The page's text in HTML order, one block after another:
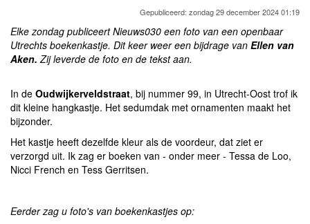
Gepubliceerd: zondag 29 december 2024 01:19
Elke zondag publiceert Nieuws030 een foto van een openbaar
Utrechts boekenkastje. Dit keer weer een bijdrage van Ellen van
Aken.Zij leverde de foto en de tekst aan.
In de Oudwijkerveldstraat, bij nummer 99, in Utrecht-Oost trof ik
dit kleine hangkastje. Het sedumdak met ornamenten maakt het
bijzonder.
Het kastje heeft dezelfde kleur als de voordeur, dat ziet er
verzorgd uit. Ik zag er boeken van - onder meer - Tessa de Loo,
Nicci French en Tess Gerritsen.
Eerder zag u foto's van boekenkastjes op: